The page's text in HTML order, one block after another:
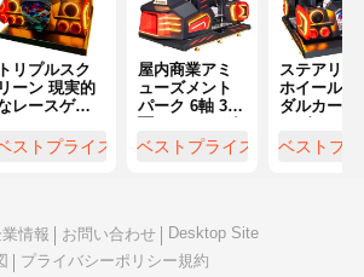
トリプルスク
リーン 現実的
レースゲー
ーションモ
ーター 32イン
レースシミ
レーター
ストプライス
屋内商業アミ
ューズメント
パーク 6軸 3画
シミュレータ
ー 高ROI アー
ーク向け
ベストプライス
ステアリン
ホイールと
ダルカーレ
インチスク
ーン リア
ベストプ
情報 お問い合わせ
Desktop Site
プライバシーポリシー規約